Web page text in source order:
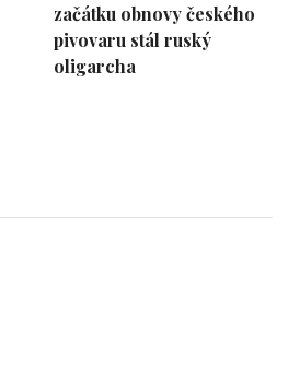
začátku obnovy českého
pivovaru stál ruský
oligarcha